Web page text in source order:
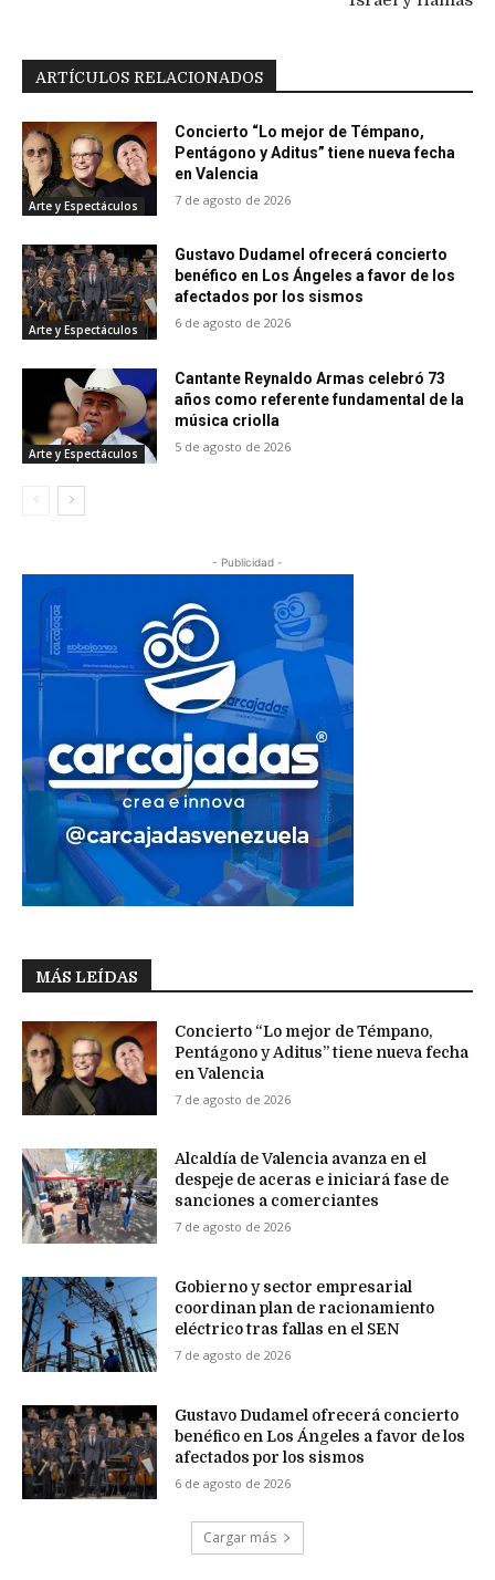
ARTÍCULOS RELACIONADOS
Arte y Espectáculos
Concierto “Lo mejor de Témpano,
Pentágono y Aditus” tiene nueva fecha
en Valencia
7 de agosto de 2026
Arte y Espectáculos
Gustavo Dudamel ofrecerá concierto
benéfico en Los Ángeles a favor de los
afectados por los sismos
6 de agosto de 2026
Arte y Espectáculos
Cantante Reynaldo Armas celebró 73
años como referente fundamental de la
música criolla
5 de agosto de 2026
- Publicidad -
MÁS LEÍDAS
Concierto “Lo mejor de Témpano,
Pentágono y Aditus” tiene nueva fecha
en Valencia
7 de agosto de 2026
Alcaldía de Valencia avanza en el
despeje de aceras e iniciará fase de
sanciones a comerciantes
7 de agosto de 2026
Gobierno y sector empresarial
coordinan plan de racionamiento
eléctrico tras fallas en el SEN
7 de agosto de 2026
Gustavo Dudamel ofrecerá concierto
benéfico en Los Ángeles a favor de los
afectados por los sismos
6 de agosto de 2026
Cargar más